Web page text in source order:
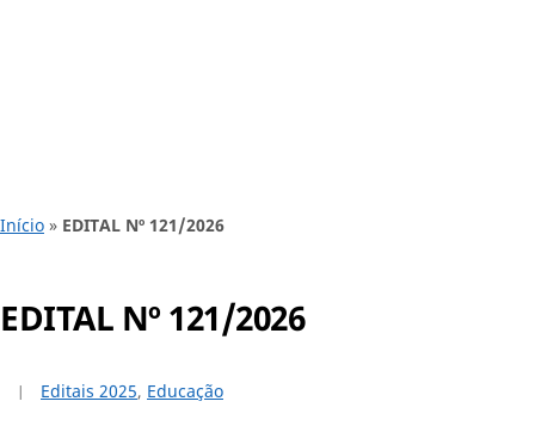
Início » EDITAL Nº 121/2026
EDITAL Nº 121/2026
Editais 2025, Educação